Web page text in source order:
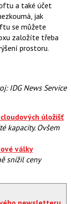
a také účet
jak
se můžete
založíte třeba
prostoru.
IDG News Service
úložišť
kapacity. Ovšem
války
snížil ceny